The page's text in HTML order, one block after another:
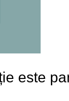
este